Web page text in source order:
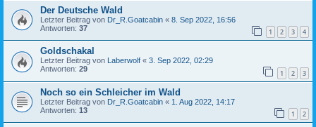
Der Deutsche Wald
Letzter Beitrag von Dr_R.Goatcabin « 8. Sep 2022, 16:56
Antworten: 37 1 2 3 4
Goldschakal
Letzter Beitrag von Laberwolf « 3. Sep 2022, 02:29
Antworten: 29 1 2 3
Noch so ein Schleicher im Wald
Letzter Beitrag von Dr_R.Goatcabin « 1. Aug 2022, 14:17
Antworten: 13 1 2